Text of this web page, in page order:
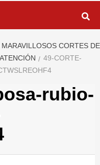
CORTES DE
49-CORTE-
rubio-